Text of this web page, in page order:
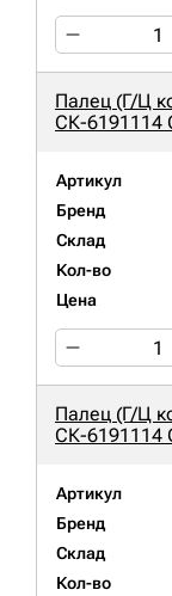
Палец (Г/Ц
СК-6191114
Артикул
Бренд
Склад
Кол-во
Цена
Палец (Г/Ц
СК-6191114
Артикул
Бренд
Склад
Кол-во